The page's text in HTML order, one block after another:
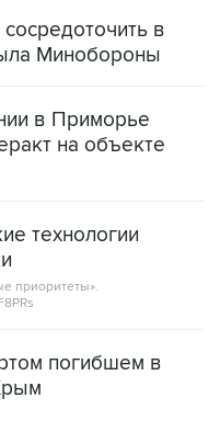
в
Минобороны
в Приморье
на объекте
технологии
приоритеты».
погибшем в